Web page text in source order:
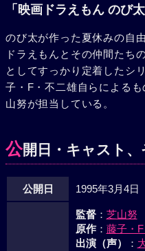
が増えた。彼らは空の上か
を薄々感じるようになって
れ、気球による南極大陸横
検に出発したのに同行した
た虫たちの世界を発見する
占領した人類に対し、挑戦
を条件に戦争は回避され、
取り戻し、自由研究は完成
「映画ドラえもん のび
のび太が作った夏休みの自
ドラえもんとその仲間たち
としてすっかり定着したシ
子・F・不二雄自らによる
山努が担当している。
公開日・キャスト、
公開日 1995年3月4日
監督： 芝山努
原作： 藤子・
出演（声）
：